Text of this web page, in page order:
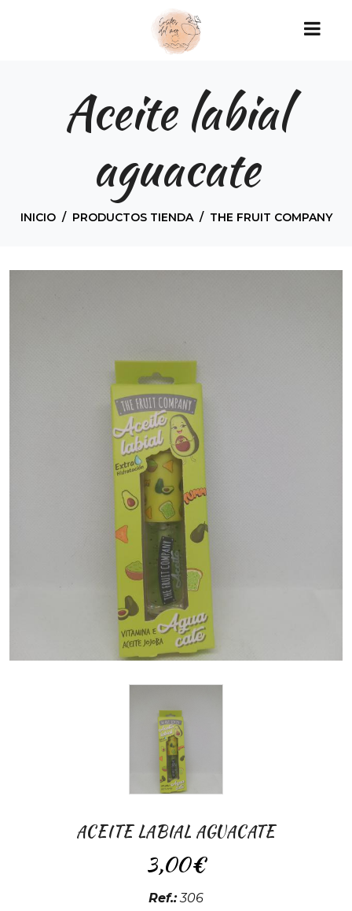
Aceite labial
aguacate
INICIO PRODUCTOS TIENDA THE FRUIT COMPANY
ACEITE LABIAL AGUACATE
3,00€
Ref.: 306